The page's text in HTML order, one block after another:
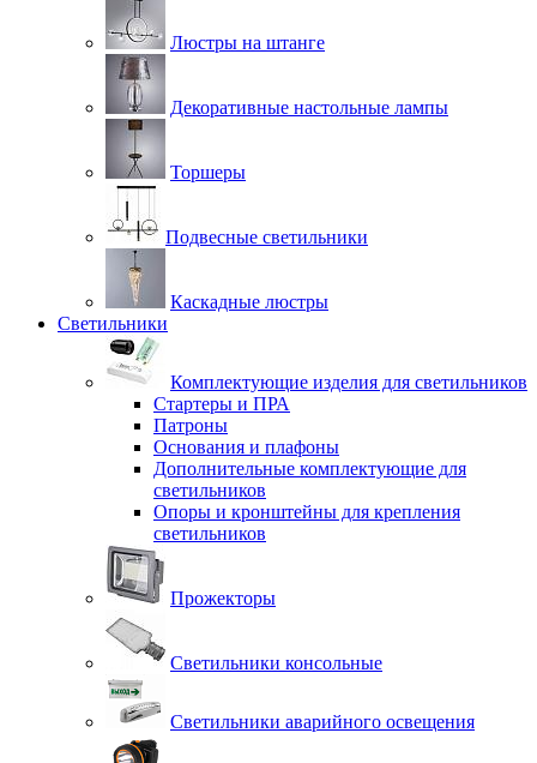
Люстры на штанге
Декоративные настольные лампы
Торшеры
Подвесные светильники
Каскадные люстры
Светильники
Комплектующие изделия для светильников
Стартеры и ПРА
Патроны
Основания и плафоны
Дополнительные комплектующие для
светильников
Опоры и кронштейны для крепления
светильников
Прожекторы
Светильники консольные
Светильники аварийного освещения